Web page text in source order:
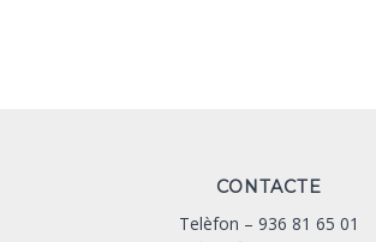
CONTACTE
Telèfon – 936 81 65 01